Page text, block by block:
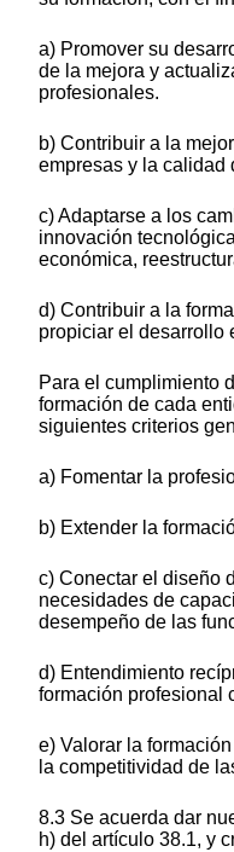
a) Promover su
de la mejora y
profesionales.
b) Contribuir a la
empresas y la calidad
c) Adaptarse a los
innovación
económica,
d) Contribuir a la
propiciar el desarrollo
Para el cumplimiento
formación de cada
siguientes criterios
a) Fomentar la
b) Extender la
c) Conectar el diseño
necesidades de
desempeño de las
d) Entendimiento
formación profesional
e) Valorar la
la competitividad de
8.3 Se acuerda dar
h) del artículo 38.1, y